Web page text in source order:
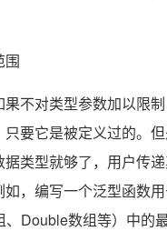
不对类型参数加以限制
要它是被定义过的。
类型就够了，用户传
，编写一个泛型函数
Double数组等）中的最